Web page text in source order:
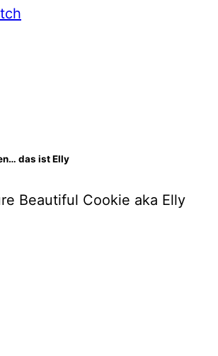
das ist Elly
Beautiful Cookie aka Elly